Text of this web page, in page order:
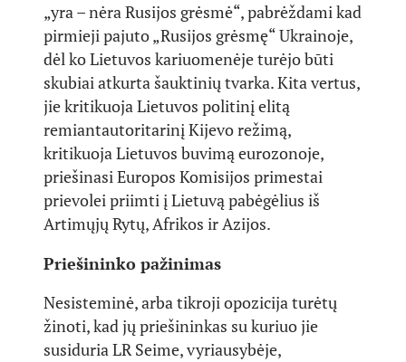
„yra – nėra Rusijos grėsmė“, pabrėždami kad
pirmieji pajuto „Rusijos grėsmę“ Ukrainoje,
dėl ko Lietuvos kariuomenėje turėjo būti
skubiai atkurta šauktinių tvarka. Kita vertus,
jie kritikuoja Lietuvos politinį elitą
remiantautoritarinį Kijevo režimą,
kritikuoja Lietuvos buvimą eurozonoje,
priešinasi Europos Komisijos primestai
prievolei priimti į Lietuvą pabėgėlius iš
Artimųjų Rytų, Afrikos ir Azijos.
Priešininko pažinimas
Nesisteminė, arba tikroji opozicija turėtų
žinoti, kad jų priešininkas su kuriuo jie
susiduria LR Seime, vyriausybėje,